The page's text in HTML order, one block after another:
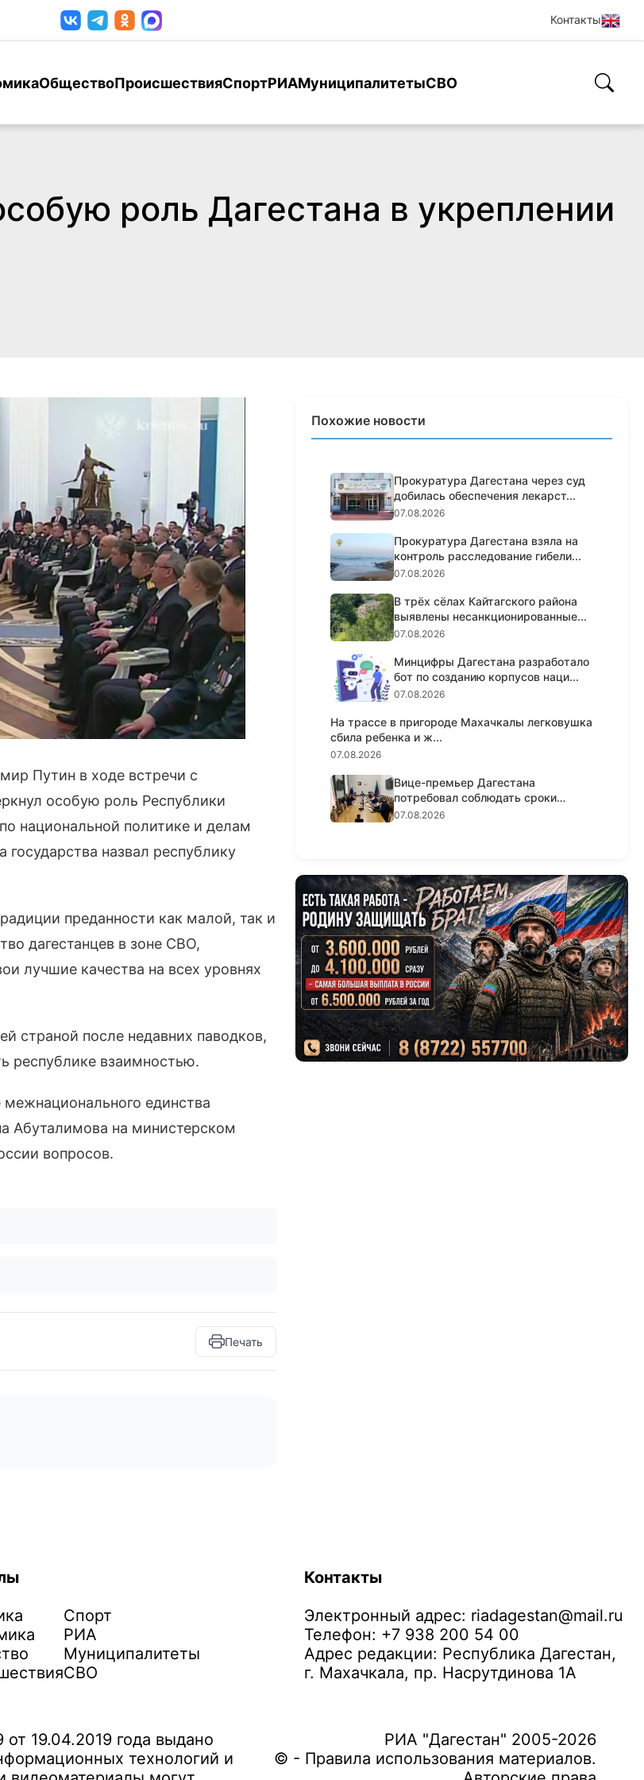
Контакты
ОбществоПроисшествияСпортРИАМуниципалитетыСВО
роль Дагестана в укреплении
Путин в ходе встречи с
особую роль Республики
национальной политике и делам
назвал республику
преданности как малой, так и
дагестанцев в зоне СВО,
лучшие качества на всех уровнях
страной после недавних паводков,
республике взаимностью.
единства
Абуталимова на министерском
вопросов.
Печать
Похожие новости
Прокуратура Дагестана через суд
добилась обеспечения лекарст...
07.08.2026
Прокуратура Дагестана взяла на
контроль расследование гибели...
07.08.2026
В трёх сёлах Кайтагского района
выявлены несанкционированные...
07.08.2026
Минцифры Дагестана разработало
бот по созданию корпусов наци...
07.08.2026
На трассе в пригороде Махачкалы легковушка
сбила ребенка и ж...
07.08.2026
Вице-премьер Дагестана
потребовал соблюдать сроки
реализации...
07.08.2026
Спорт
РИА
Муниципалитеты
СВО
Контакты
Электронный адрес: riadagestan@mail.ru
Телефон: +7 938 200 54 00
Адрес редакции: Республика Дагестан,
г. Махачкала, пр. Насрутдинова 1А
19.04.2019 года выдано
технологий и
РИА "Дагестан" 2005-2026
© - Правила использования материалов.